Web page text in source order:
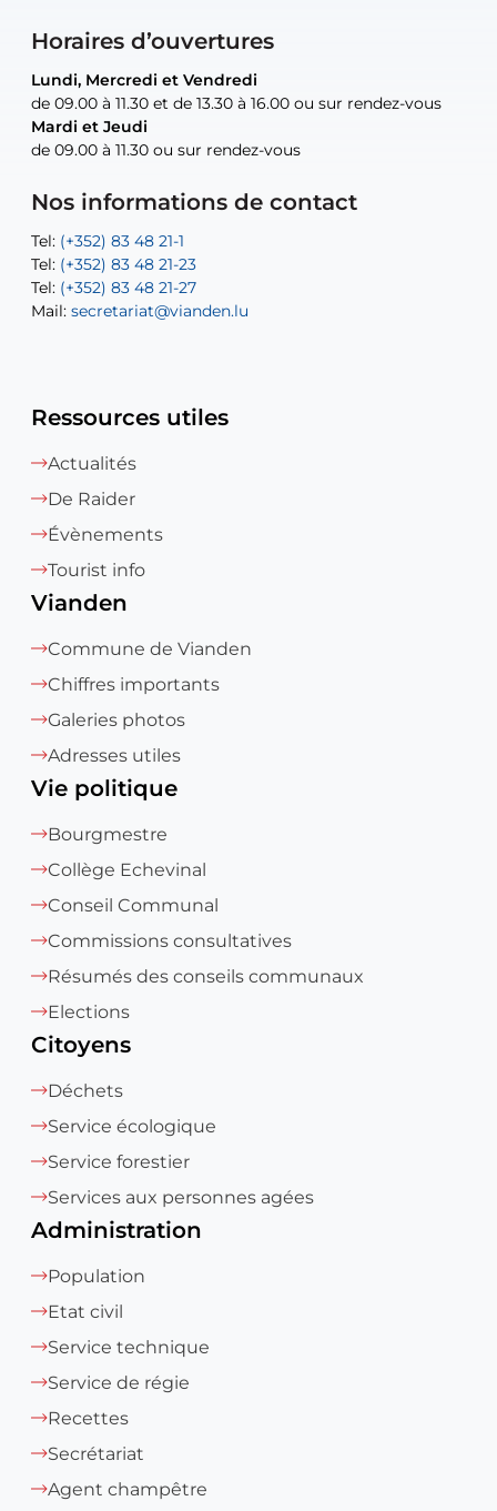
Horaires d’ouvertures
Lundi, Mercredi et Vendredi
de 09.00 à 11.30 et de 13.30 à 16.00 ou sur rendez-vous
Mardi et Jeudi
de 09.00 à 11.30 ou sur rendez-vous
Nos informations de contact
Tel: (+352) 83 48 21-1
Tel: (+352) 83 48 21-23
Tel: (+352) 83 48 21-27
Mail: secretariat@vianden.lu
Lundi, Mercredi et Vendredi
de 09.00 à 11.30 et de 13.30 à 16.00 ou sur rendez-vous
Mardi et Jeudi
de 09.00 à 11.30 ou sur rendez-vous
Tel: (+352) 83 48 21-20
Tel: (+352) 83 48 21-22
Mail:sofia.carvalho@vianden.lu
Mail: diane.storn@vianden.lu
uniquement sur rendez-vous
Mail:recette@vianden.lu
uniquement sur rendez-vous
Tel:(+352) 83 48 21-31
uniquement sur rendez-vous
Tel:Permanence (Fuite d’eau) : 83 48 21 61
Ressources utiles
Actualités
De Raider
Évènements
Tourist info
Vianden
Commune de Vianden
Chiffres importants
Galeries photos
Adresses utiles
Vie politique
Bourgmestre
Collège Echevinal
Conseil Communal
Commissions consultatives
Résumés des conseils communaux
Elections
Citoyens
Déchets
Service écologique
Service forestier
Services aux personnes agées
Administration
Population
Etat civil
Service technique
Service de régie
Recettes
Secrétariat
Agent champêtre